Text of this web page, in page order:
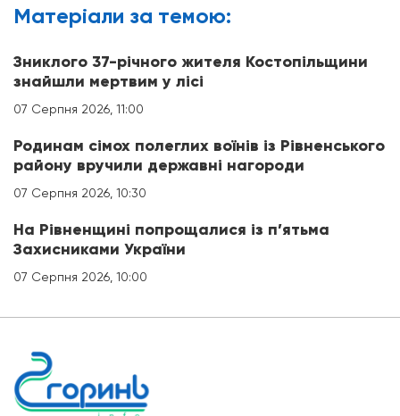
Матерiали за темою:
Зниклого 37-річного жителя Костопільщини
знайшли мертвим у лісі
07 Серпня 2026, 11:00
Родинам сімох полеглих воїнів із Рівненського
району вручили державні нагороди
07 Серпня 2026, 10:30
На Рівненщині попрощалися із п’ятьма
Захисниками України
07 Серпня 2026, 10:00